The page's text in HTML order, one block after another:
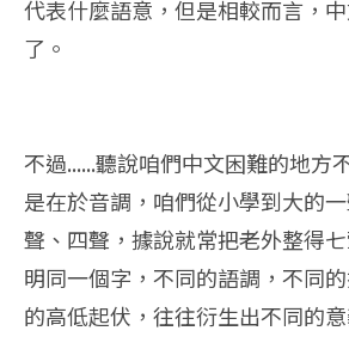
代表什麼語意，但是相較而言，
了。
不過......聽說咱們中文困難的地方
是在於音調，咱們從小學到大的
聲、四聲，據說就常把老外整得
明同一個字，不同的語調，不同
的高低起伏，往往衍生出不同的